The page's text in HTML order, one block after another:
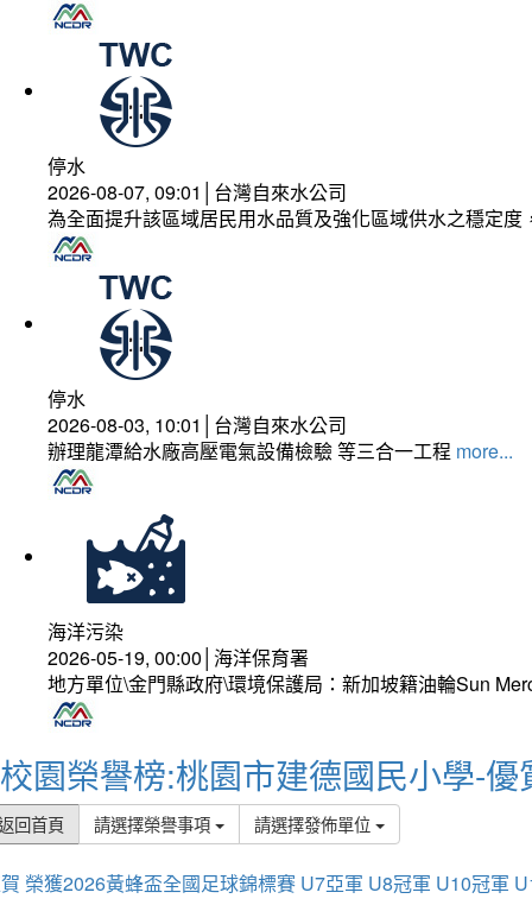
停水
2026-08-07, 09:01│台灣自來水公司
為全面提升該區域居民用水品質及強化區域供水之穩定
停水
2026-08-03, 10:01│台灣自來水公司
辦理龍潭給水廠高壓電氣設備檢驗 等三合一工程 more...
海洋污染
2026-05-19, 00:00│海洋保育署
地方單位\金門縣政府\環境保護局：新加坡籍油輪Sun
校園榮譽榜:桃園市建德國民小學-優
回首頁 請選擇榮譽事項 請選擇發佈單位
榮獲2026黃蜂盃全國足球錦標賽 U7亞軍 U8冠軍 U10冠軍